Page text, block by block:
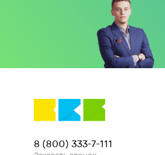
8 (800) 333-7-111